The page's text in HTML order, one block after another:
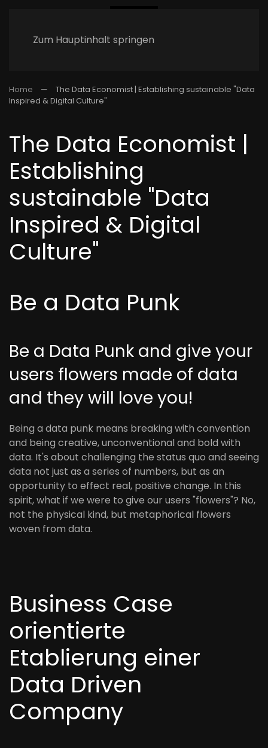
Zum Hauptinhalt springen
Home
The Data Economist | Establishing sustainable "Data
Inspired & Digital Culture"
The Data Economist |
Establishing
sustainable "Data
Inspired & Digital
Culture"
Be a Data Punk
Be a Data Punk and give your
users flowers made of data
and they will love you!
Being a data punk means breaking with convention
and being creative, unconventional and bold with
data. It's about challenging the status quo and seeing
data not just as a series of numbers, but as an
opportunity to effect real, positive change. In this
spirit, what if we were to give our users "flowers"? No,
not the physical kind, but metaphorical flowers
woven from data.
Business Case
orientierte
Etablierung einer
Data Driven
Company